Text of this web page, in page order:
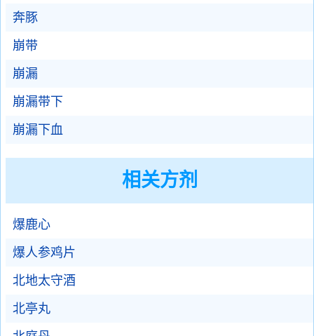
奔豚
崩带
崩漏
崩漏带下
崩漏下血
相关方剂
爆鹿心
爆人参鸡片
北地太守酒
北亭丸